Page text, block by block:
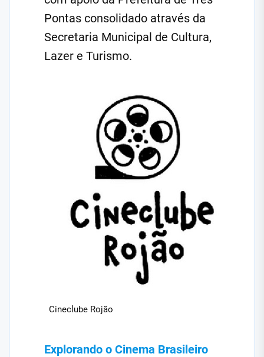
Pontas consolidado através da
Secretaria Municipal de Cultura,
Lazer e Turismo.
Cineclube Rojão
Explorando o Cinema Brasileiro